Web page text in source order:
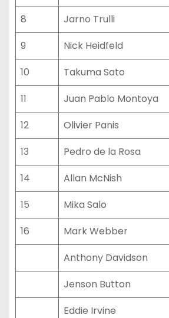
8
Jarno Trulli
9
Nick Heidfeld
10
Takuma Sato
11
Juan Pablo Montoya
12
Olivier Panis
13
Pedro de la Rosa
14
Allan McNish
15
Mika Salo
16
Mark Webber
Anthony Davidson
Jenson Button
Eddie Irvine